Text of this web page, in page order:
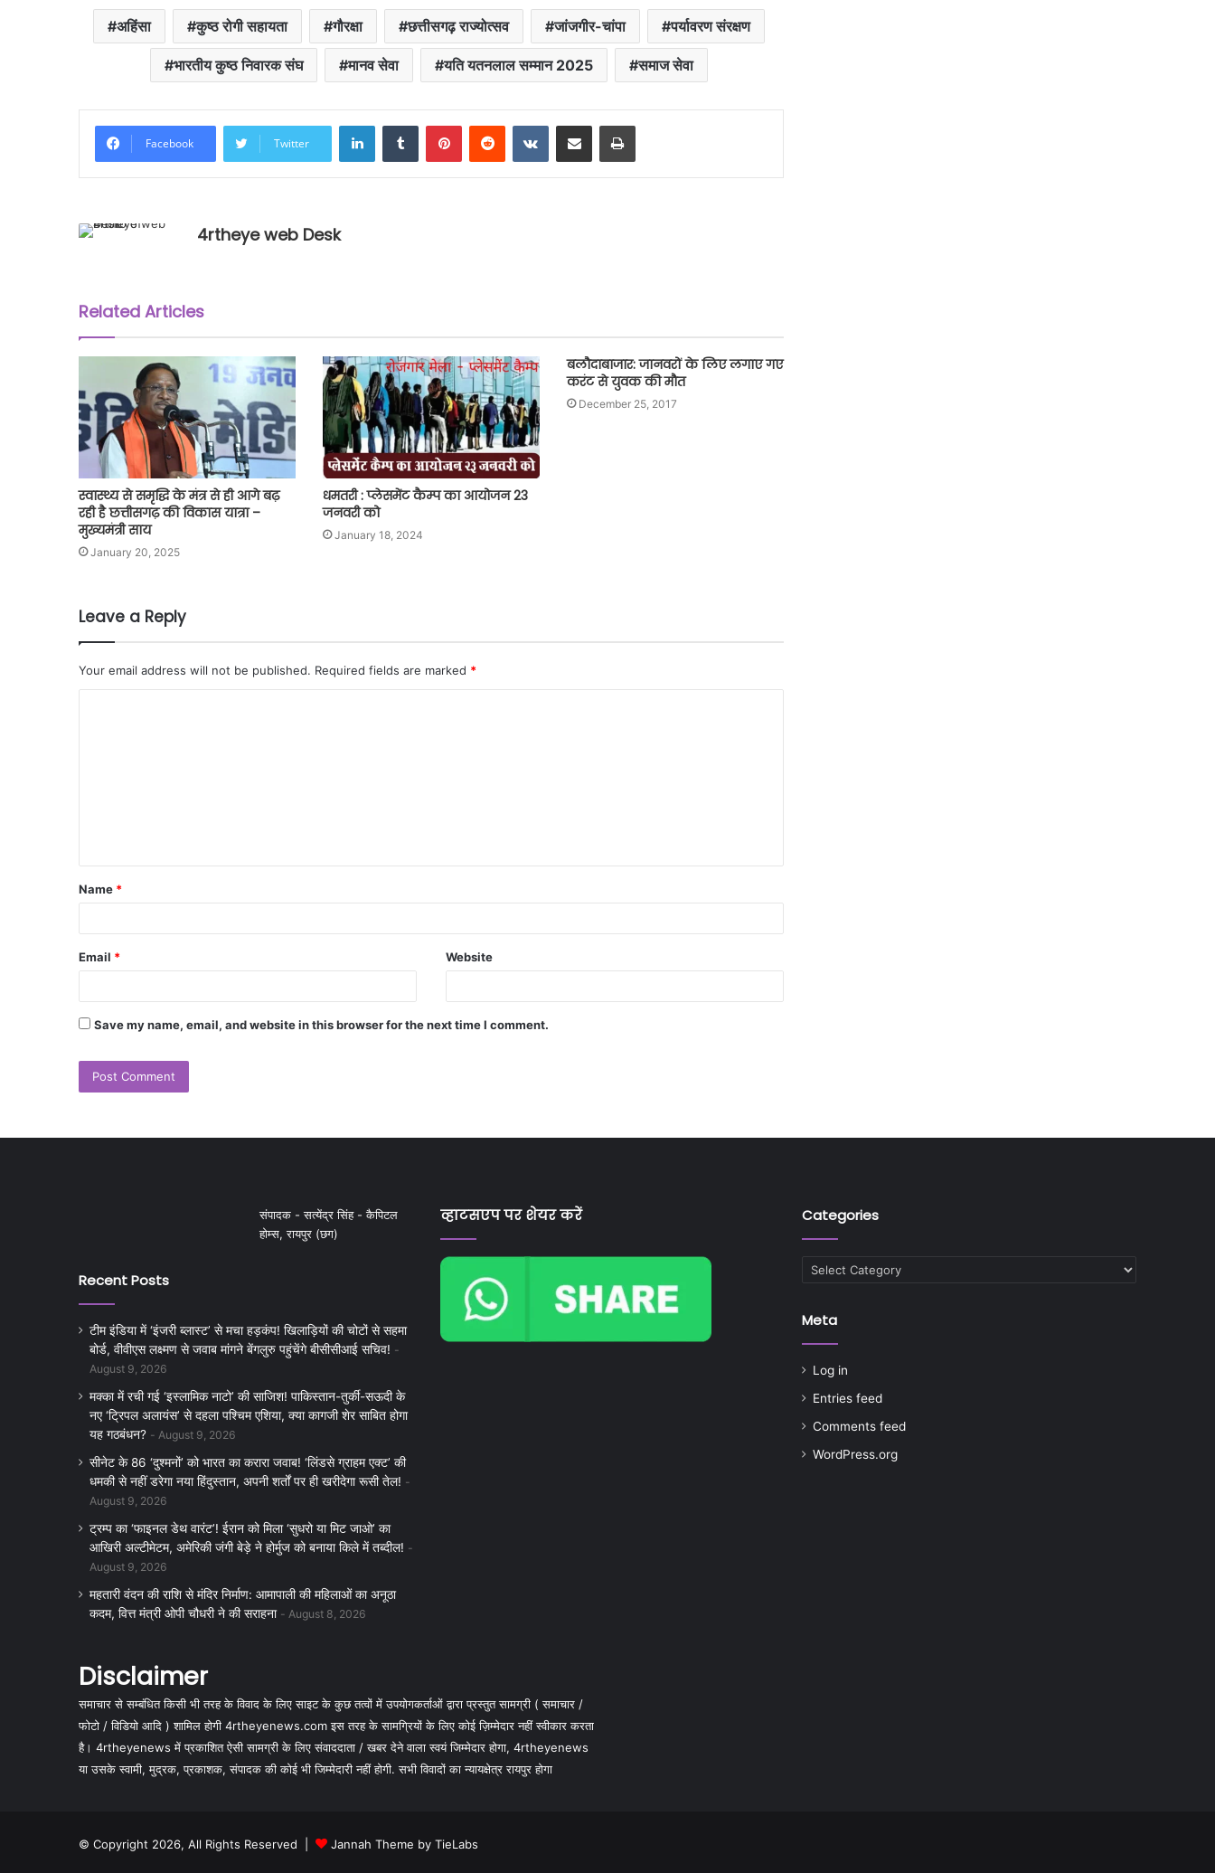
अहिंसा कुष्ठ रोगी सहायता गौरक्षा छत्तीसगढ़ राज्योत्सव जांजगीर-चांपा पर्यावरण संरक्षण
भारतीय कुष्ठ निवारक संघ मानव सेवा यति यतनलाल सम्मान 2025 समाज सेवा
Facebook Twitter
LinkedInTumblr PinterestReddit VKontakteShare via Email Print
4rtheye web Desk
Related Articles
स्वास्थ्य से समृद्धि के मंत्र से ही आगे बढ़
रही है छत्तीसगढ़ की विकास यात्रा –
मुख्यमंत्री साय
January 20, 2025
धमतरी : प्लेसमेंट कैम्प का आयोजन 23
जनवरी को
January 18, 2024
बलौदाबाजार: जानवरों के लिए लगाए गए
करंट से युवक की मौत
December 25, 2017
Leave a Reply
Your email address will not be published. Required fields are marked *
Name *
Email * Website
Save my name, email, and website in this browser for the next time I comment.
संपादक - सत्येंद्र सिंह - कैपिटल
होम्स, रायपुर (छग)
Recent Posts
टीम इंडिया में ‘इंजरी ब्लास्ट’ से मचा हड़कंप! खिलाड़ियों की चोटों से सहमा
बोर्ड, वीवीएस लक्ष्मण से जवाब मांगने बेंगलुरु पहुंचेंगे बीसीसीआई सचिव!
August 9, 2026
मक्का में रची गई ‘इस्लामिक नाटो’ की साजिश! पाकिस्तान-तुर्की-सऊदी के
नए ‘ट्रिपल अलायंस’ से दहला पश्चिम एशिया, क्या कागजी शेर साबित होगा
यह गठबंधन?
August 9, 2026
सीनेट के 86 ‘दुश्मनों’ को भारत का करारा जवाब! ‘लिंडसे ग्राहम एक्ट’ की
धमकी से नहीं डरेगा नया हिंदुस्तान, अपनी शर्तों पर ही खरीदेगा रूसी तेल!
August 9, 2026
ट्रम्प का ‘फाइनल डेथ वारंट’! ईरान को मिला ‘सुधरो या मिट जाओ’ का
आखिरी अल्टीमेटम, अमेरिकी जंगी बेड़े ने होर्मुज को बनाया किले में तब्दील!
August 9, 2026
महतारी वंदन की राशि से मंदिर निर्माण: आमापाली की महिलाओं का अनूठा
कदम, वित्त मंत्री ओपी चौधरी ने की सराहना
August 8, 2026
व्हाटसएप पर शेयर करें Categories
Categories
Meta
Log in
Entries feed
Comments feed
WordPress.org
Disclaimer
समाचार से सम्बंधित किसी भी तरह के विवाद के लिए साइट के कुछ तत्वों में उपयोगकर्ताओं द्वारा प्रस्तुत सामग्री ( समाचार /
फोटो / विडियो आदि ) शामिल होगी 4rtheyenews.com इस तरह के सामग्रियों के लिए कोई ज़िम्मेदार नहीं स्वीकार करता
है। 4rtheyenews में प्रकाशित ऐसी सामग्री के लिए संवाददाता / खबर देने वाला स्वयं जिम्मेदार होगा, 4rtheyenews
या उसके स्वामी, मुद्रक, प्रकाशक, संपादक की कोई भी जिम्मेदारी नहीं होगी. सभी विवादों का न्यायक्षेत्र रायपुर होगा
© Copyright 2026, All Rights Reserved | Jannah Theme by TieLabs